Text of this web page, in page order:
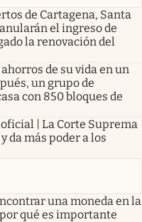
de Cartagena, Santa
el ingreso de
la renovación del
de su vida en un
un grupo de
con 850 bloques de
| La Corte Suprema
da más poder a los
una moneda en la
qué es importante